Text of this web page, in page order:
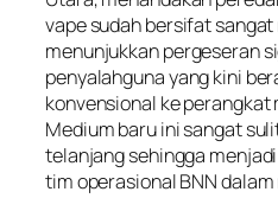
vape sudah bersifat
menunjukkan pergeseran
penyalahguna yang kini
konvensional ke
Medium baru ini sangat
telanjang sehingga
tim operasional BNN